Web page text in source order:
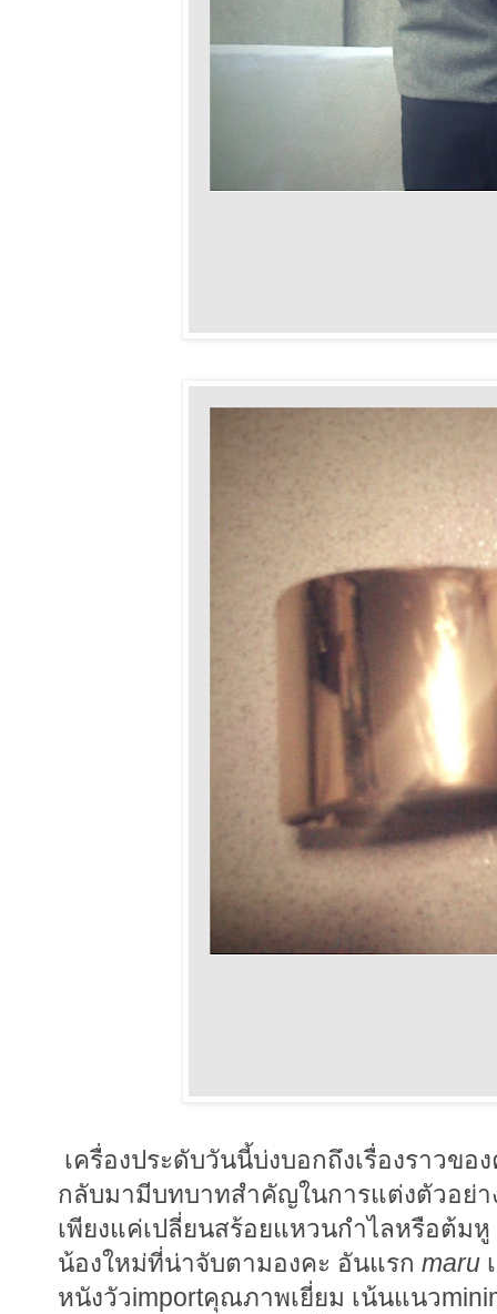
เครื่องประดับวันนี้บ่งบอกถึงเรื่องราวข
กลับมามีบทบาทสำคัญในการแต่งตัวอย่า
เพียงแค่เปลี่ยนสร้อยแหวนกำไลหรือต้ม
น้องใหม่ที่น่าจับตามองคะ อันแรก maru
หนังวัวimportคุณภาพเยี่ยม เน้นแนว